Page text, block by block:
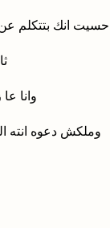
حسيت انك بتتكلم
وانا
وملكش دعوه انته